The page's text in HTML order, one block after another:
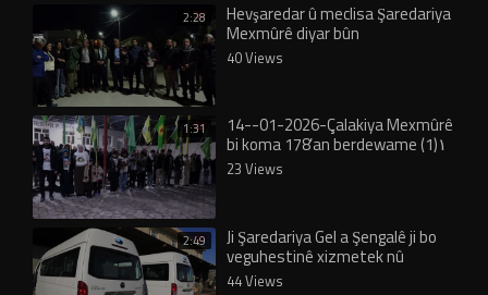
2:28 Hevşaredar û meclisa Şaredariya
Mexmûrê diyar bûn
40 Views
1:31 14--01-2026-Çalakiya Mexmûrê
bi koma 178’an berdewame (1)١
23 Views
2:49 Ji Şaredariya Gel a Şengalê ji bo
veguhestinê xizmetek nû
44 Views